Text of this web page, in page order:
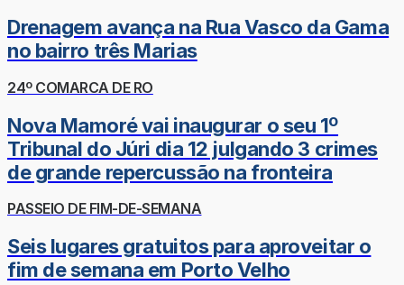
Drenagem avança na Rua Vasco da Gama
no bairro três Marias
24º COMARCA DE RO
Nova Mamoré vai inaugurar o seu 1º
Tribunal do Júri dia 12 julgando 3 crimes
de grande repercussão na fronteira
PASSEIO DE FIM-DE-SEMANA
Seis lugares gratuitos para aproveitar o
fim de semana em Porto Velho